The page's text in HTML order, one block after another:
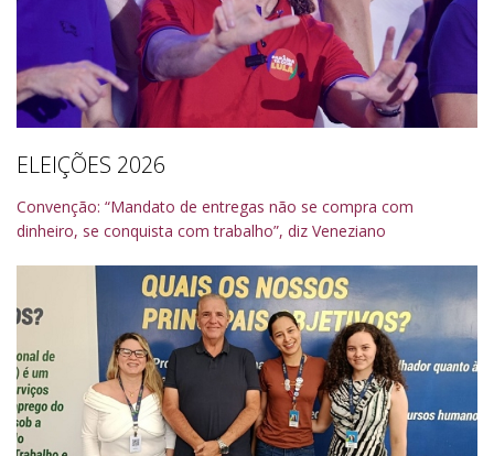
ELEIÇÕES 2026
Convenção: “Mandato de entregas não se compra com
dinheiro, se conquista com trabalho”, diz Veneziano